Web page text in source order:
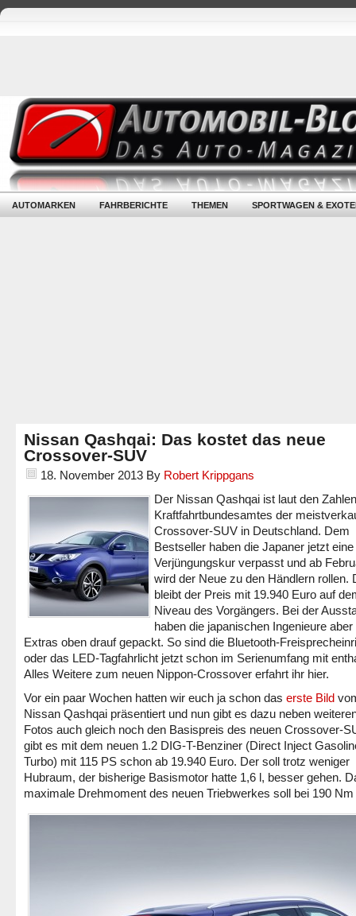
AUTOMARKEN FAHRBERICHTE THEMEN SPORTWAGEN &
Nissan Qashqai: Das kostet das neue
Crossover-SUV
18. November 2013 By Robert Krippgans
Der Nissan Qashqai ist laut den
Kraftfahrtbundesamtes der
Crossover-SUV in Deutschland. Dem
Bestseller haben die Japaner jetzt eine
Verjüngungskur verpasst und ab
wird der Neue zu den Händlern rollen.
bleibt der Preis mit 19.940 Euro auf
Niveau des Vorgängers. Bei der
haben die japanischen Ingenieure
Extras oben drauf gepackt. So sind die Bluetooth-
oder das LED-Tagfahrlicht jetzt schon im Serienumfang mit
Alles Weitere zum neuen Nippon-Crossover erfahrt ihr hier.
Vor ein paar Wochen hatten wir euch ja schon das erste Bild
Nissan Qashqai präsentiert und nun gibt es dazu neben
Fotos auch gleich noch den Basispreis des neuen Crossover-
gibt es mit dem neuen 1.2 DIG-T-Benziner (Direct Inject
Turbo) mit 115 PS schon ab 19.940 Euro. Der soll trotz weniger
Hubraum, der bisherige Basismotor hatte 1,6 l, besser gehen.
maximale Drehmoment des neuen Triebwerkes soll bei 190 Nm